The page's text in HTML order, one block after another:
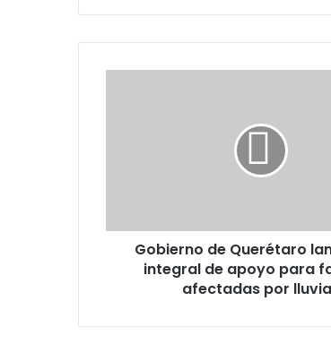
para
familias
afectadas
Gobierno de Querétaro
integral de apoyo para
afectadas por